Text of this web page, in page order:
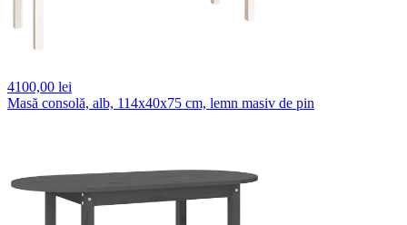
4100,00 lei
Masă consolă, alb, 114x40x75 cm, lemn masiv de pin